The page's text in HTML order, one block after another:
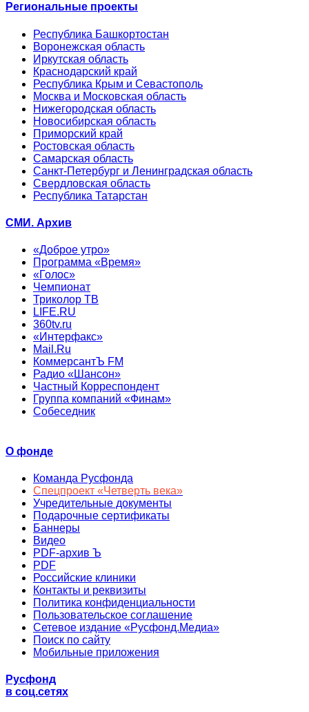
Региональные проекты
Республика Башкортостан
Воронежская область
Иркутская область
Краснодарский край
Республика Крым и Севастополь
Москва и Московская область
Нижегородская область
Новосибирская область
Приморский край
Ростовская область
Самарская область
Санкт-Петербург и Ленинградская область
Свердловская область
Республика Татарстан
СМИ. Архив
«Доброе утро»
Программа «Время»
«Голос»
Чемпионат
Триколор ТВ
LIFE.RU
360tv.ru
«Интерфакс»
Mail.Ru
КоммерсантЪ FM
Радио «Шансон»
Частный Корреспондент
Группа компаний «Финам»
Собеседник
О фонде
Команда Русфонда
Спецпроект «Четверть века»
Учредительные документы
Подарочные сертификаты
Баннеры
Видео
PDF-архив Ъ
PDF
Российские клиники
Контакты и реквизиты
Политика конфиденциальности
Пользовательское соглашение
Сетевое издание «Русфонд.Медиа»
Поиск по сайту
Мобильные приложения
Русфонд
в соц.сетях